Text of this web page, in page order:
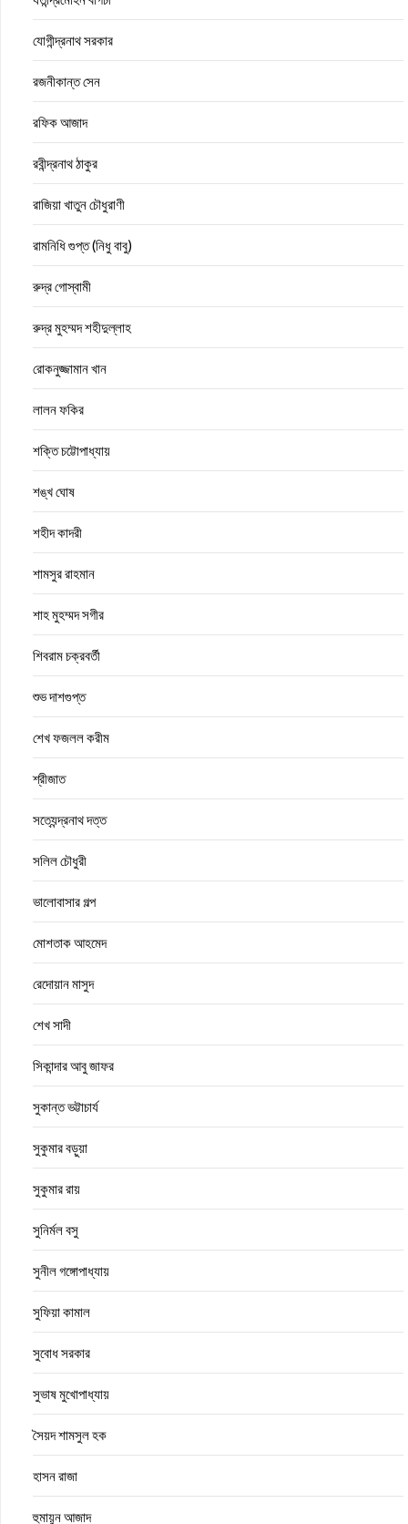
যোগীন্দ্রনাথ সরকার
রজনীকান্ত সেন
রফিক আজাদ
রবীন্দ্রনাথ ঠাকুর
রাজিয়া খাতুন চৌধুরাণী
রামনিধি গুপ্ত (নিধু বাবু)
রুদ্র গোস্বামী
রুদ্র মুহম্মদ শহীদুল্লাহ
রোকনুজ্জামান খান
লালন ফকির
শক্তি চট্টোপাধ্যায়
শঙ্খ ঘোষ
শহীদ কাদরী
শামসুর রাহমান
শাহ মুহম্মদ সগীর
শিবরাম চক্রবর্তী
শুভ দাশগুপ্ত
শেখ ফজলল করীম
শ্রীজাত
সত্যেন্দ্রনাথ দত্ত
সলিল চৌধুরী
ভালোবাসার গল্প
মোশতাক আহমেদ
রেদোয়ান মাসুদ
শেখ সাদী
সিকান্দার আবু জাফর
সুকান্ত ভট্টাচার্য
সুকুমার বড়ুয়া
সুকুমার রায়
সুনির্মল বসু
সুনীল গঙ্গোপাধ্যায়
সুফিয়া কামাল
সুবোধ সরকার
সুভাষ মুখোপাধ্যায়
সৈয়দ শামসুল হক
হাসন রাজা
হুমায়ুন আজাদ